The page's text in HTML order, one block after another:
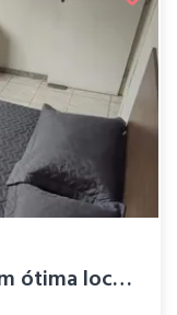
Vaga em apê mobiliado e com ótima locali...